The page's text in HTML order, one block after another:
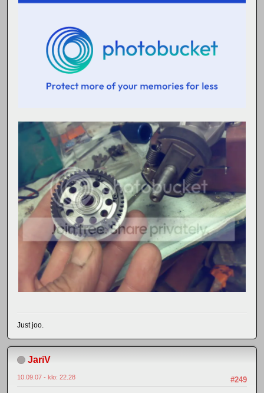
Just joo.
JariV
#249
10.09.07 - klo: 22.28